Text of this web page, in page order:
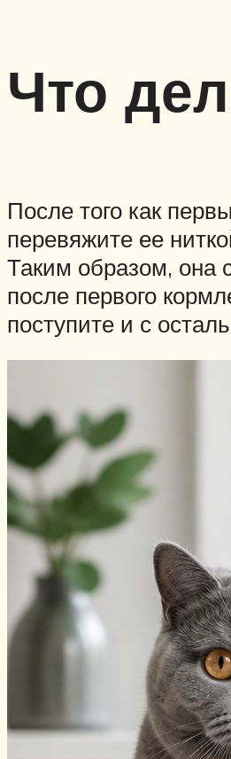
Что
После того как
перевяжите ее
Таким образом, она
после первого
поступите и с